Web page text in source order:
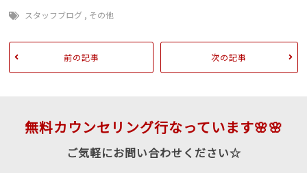
スタッフブログ , その他
前の記事 次の記事
無料カウンセリング行なっています🌸🌸
ご気軽にお問い合わせください☆